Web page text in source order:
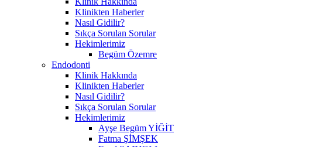
Klinikten Haberler
Nasıl Gidilir?
Sıkça Sorulan Sorular
Hekimlerimiz
Begüm Özemre
Endodonti
Klinik Hakkında
Klinikten Haberler
Nasıl Gidilir?
Sıkça Sorulan Sorular
Hekimlerimiz
Ayşe Begüm YİĞİT
Fatma ŞİMŞEK